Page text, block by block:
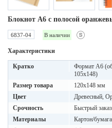
Блокнот A6 с полосой
6837-04 В наличии
Характеристики
Кратко
Формат А6
105х148)
Размер товара
120x148 мм
Цвет
Древесный,
Срочность
Быстрый
Материалы
Картон/бумага